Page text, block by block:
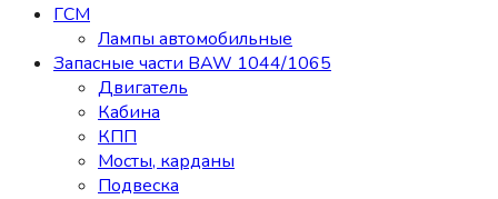
ГСМ
Лампы автомобильные
Запасные части BAW 1044/1065
Двигатель
Кабина
КПП
Мосты, карданы
Подвеска